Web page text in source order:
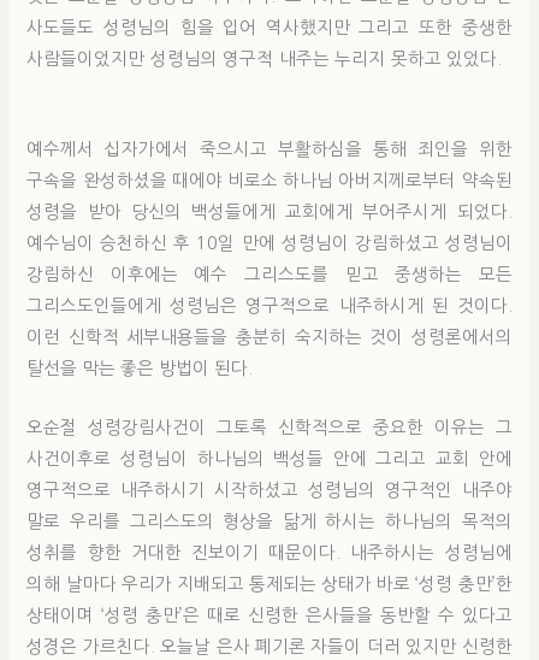
사도들도 성령님의 힘을 입어 역사했지만 그리고 또한 중생한
사람들이었지만 성령님의 영구적 내주는 누리지 못하고 있었다.
예수께서 십자가에서 죽으시고 부활하심을 통해 죄인을 위한
구속을 완성하셨을 때에야 비로소 하나님 아버지께로부터 약속된
성령을 받아 당신의 백성들에게 교회에게 부어주시게 되었다.
예수님이 승천하신 후 10일 만에 성령님이 강림하셨고 성령님이
강림하신 이후에는 예수 그리스도를 믿고 중생하는 모든
그리스도인들에게 성령님은 영구적으로 내주하시게 된 것이다.
이런 신학적 세부내용들을 충분히 숙지하는 것이 성령론에서의
탈선을 막는 좋은 방법이 된다.
오순절 성령강림사건이 그토록 신학적으로 중요한 이유는 그
사건이후로 성령님이 하나님의 백성들 안에 그리고 교회 안에
영구적으로 내주하시기 시작하셨고 성령님의 영구적인 내주야
말로 우리를 그리스도의 형상을 닮게 하시는 하나님의 목적의
성취를 향한 거대한 진보이기 때문이다. 내주하시는 성령님에
의해 날마다 우리가 지배되고 통제되는 상태가 바로 ‘성령 충만’한
상태이며 ‘성령 충만’은 때로 신령한 은사들을 동반할 수 있다고
성경은 가르친다. 오늘날 은사 폐기론 자들이 더러 있지만 신령한